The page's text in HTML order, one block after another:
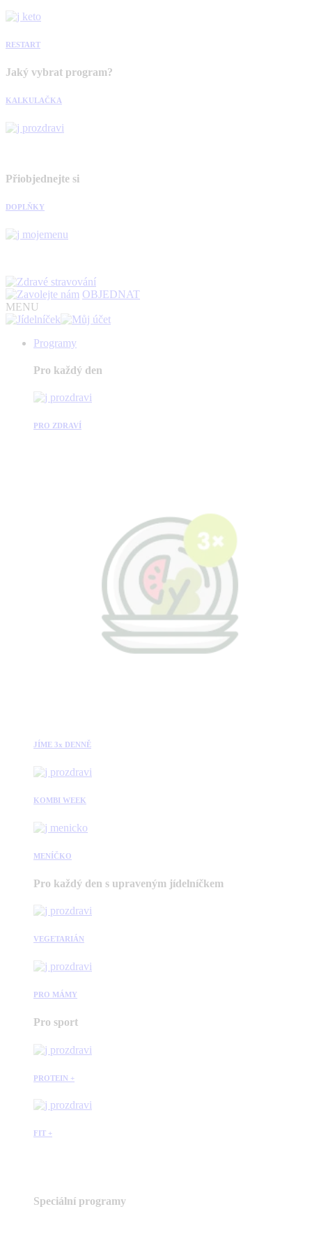
RESTART
Jaký vybrat program?
KALKULAČKA
Přiobjednejte si
DOPLŇKY
OBJEDNAT
MENU
Programy
Pro každý den
PRO ZDRAVÍ
JÍME 3x DENNĚ
KOMBI WEEK
MENÍČKO
Pro každý den s upraveným jídelníčkem
VEGETARIÁN
PRO MÁMY
Pro sport
PROTEIN +
FIT +
Speciální programy